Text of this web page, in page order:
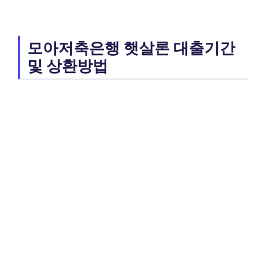
모아저축은행 햇살론 대출기간
및 상환방법